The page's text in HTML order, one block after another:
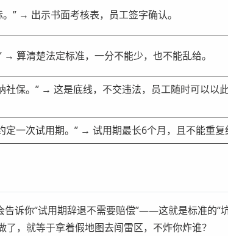
” → 出示书面考核表，员工签字确认。
算清楚法定标准，一分不能少，也不能乱给。
社保。” → 这是底线，不交违法，员工随时可以以
一次试用期。” → 试用期最长6个月，且不能重复
诉你“试用期辞退不需要赔偿”——这就是标准的“坑
，就等于拿着假地图去闯雷区，不炸你炸谁？